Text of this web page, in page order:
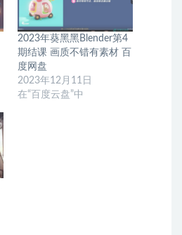
2023年葵黑黑Blender第4
期结课 画质不错有素材 百
度网盘
2023年12月11日
在“百度云盘”中